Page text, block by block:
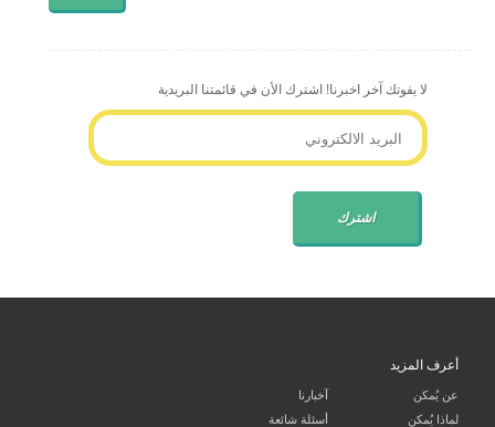
لا يفوتك آخر اخبرنا! اشترك الأن في قائمتنا البريدية
أعرف المزيد
عن يُمكن
لماذا يُمكن
آخبارنا
أسئلة شائعة